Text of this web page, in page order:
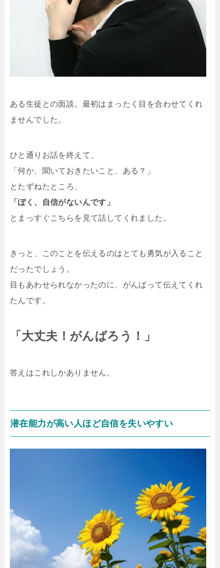
ある生徒との面談。最初はまったく目を合わせてくれ
ませんでした。
ひと通りお話を終えて、
「何か、聞いておきたいこと、ある？」
とたずねたところ、
「ぼく、自信がないんです」
とまっすぐこちらを見て話してくれました。
きっと、このことを伝えるのはとても勇気が入ること
だったでしょう。
目もあわせられなかったのに、がんばって伝えてくれ
たんです。
「大丈夫！がんばろう！」
答えはこれしかありません。
潜在能力が高い人ほど自信を失いやすい